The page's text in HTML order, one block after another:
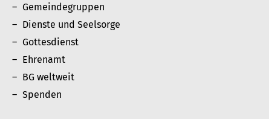
Gemeindegruppen
Dienste und Seelsorge
Gottesdienst
Ehrenamt
BG weltweit
Spenden